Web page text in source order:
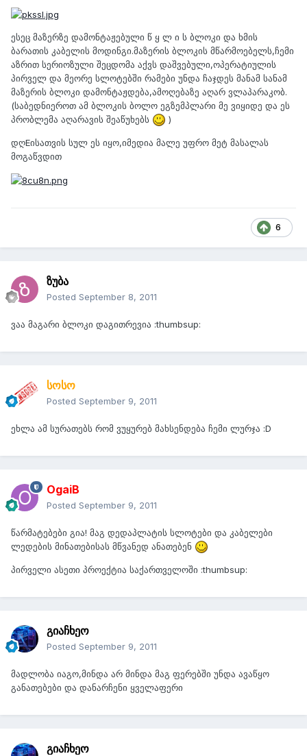
ესეც მაზერზე დამონტაჟებული წ ყ ლ ი ს ბლოკი და ხმის
ბარათის კაბელის მოდინგი.მაზერის ბლოკის მწარმოებელს,ჩემი
აზრით სერიოზული შეცდომა აქვს დაშვებული,ოპერატიულის
პირველ და მეორე სლოტებში რამები უნდა ჩაჯდეს მანამ სანამ
მაზერის ბლოკი დამონტაჟდება,ამოღებაზე აღარ ვლაპარაკობ.
(საბედნიეროთ ამ ბლოკის ბოლო ეგზემპლარი მე ვიყიდე და ეს
პრობლემა აღარავის შეაწუხებს
)
დღEისათვის სულ ეს იყო,იმედია მალე უფრო მეტ მასალას
მოგაწვდით
6
ზუბა
Posted September 8, 2011
ვაა მაგარი ბლოკი დაგითრევია :thumbsup:
სოსო
Posted September 9, 2011
ეხლა ამ სურათებს რომ ვუყურებ მახსენდება ჩემი ლურჯა :D
OgaiB
Posted September 9, 2011
წარმატებები გია! მაგ დედაპლატის სლოტები და კაბელები
ლედების მინათებისას მწვანედ ანათებენ
პირველი ასეთი პროექტია საქართველოში :thumbsup:
გიაჩხეო
Posted September 9, 2011
მადლობა იაგო,მინდა არ მინდა მაგ ფერებში უნდა ავაწყო
განათებები და დანარჩენი ყველაფერი
გიაჩხეო